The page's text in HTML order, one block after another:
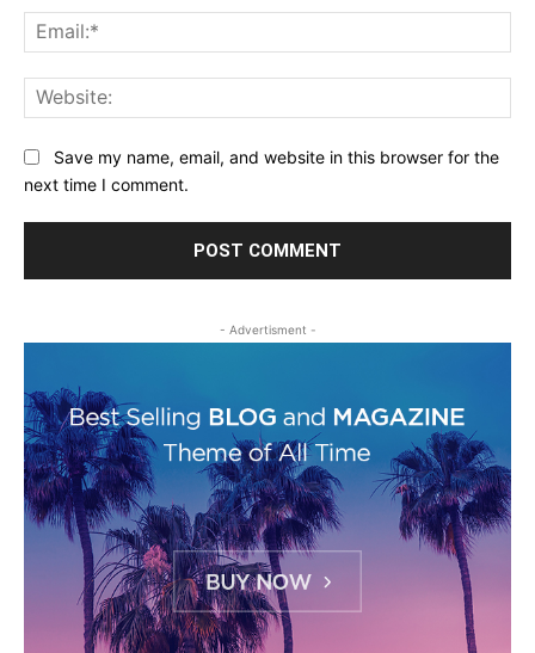
Save my name, email, and website in this browser for the
next time I comment.
- Advertisment -